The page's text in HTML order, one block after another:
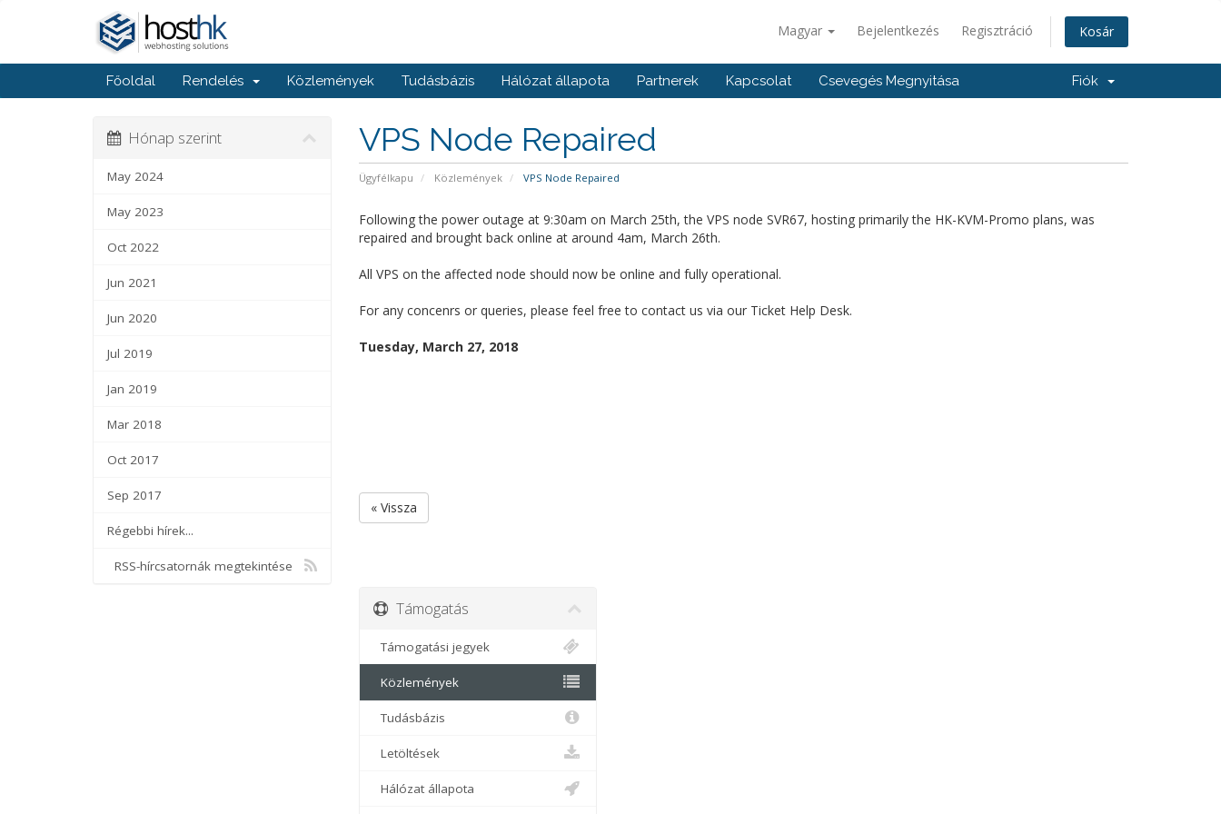
Magyar Bejelentkezés Regisztráció Kosár
Főoldal Rendelés Közlemények Tudásbázis Hálózat állapota Partnerek Kapcsolat Csevegés Megnyitása Fiók
VPS Node Repaired
Ügyfélkapu Közlemények VPS Node Repaired
Hónap szerint
May 2024
May 2023
Oct 2022
Jun 2021
Jun 2020
Jul 2019
Jan 2019
Mar 2018
Oct 2017
Sep 2017
Régebbi hírek...
RSS-hírcsatornák megtekintése
Following the power outage at 9:30am on March 25th, the VPS node SVR67, hosting primarily the HK-KVM-Promo plans, was
repaired and brought back online at around 4am, March 26th.
All VPS on the affected node should now be online and fully operational.
For any concenrs or queries, please feel free to contact us via our Ticket Help Desk.
Tuesday, March 27, 2018
« Vissza
Támogatás
Támogatási jegyek
Közlemények
Tudásbázis
Letöltések
Hálózat állapota